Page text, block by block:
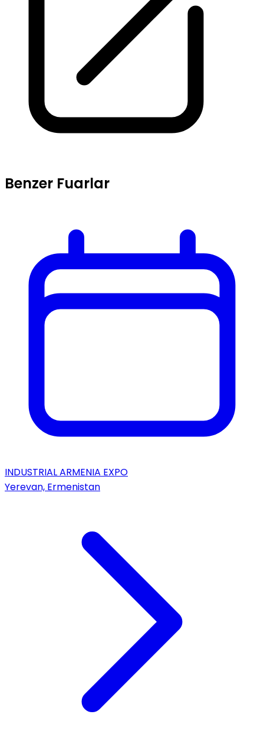
Benzer Fuarlar
INDUSTRIAL ARMENIA EXPO
Yerevan, Ermenistan